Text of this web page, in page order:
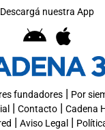
Descargá nuestra App
fundadores| Por
| Contacto| Cadena
| Aviso Legal |